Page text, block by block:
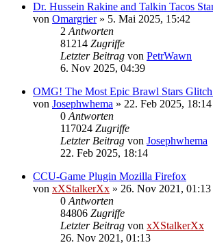
Dr. Hussein Rakine and Talkin Tacos
von Omargrier» 5. Mai 2025, 15:42
2Antworten
81214 Zugriffe
Letzter Beitrag von PetrWawn
6. Nov 2025, 04:39
OMG! The Most Epic Brawl Stars
von Josephwhema » 22. Feb 2025, 18:14
0Antworten
117024 Zugriffe
Letzter Beitrag von Josephwhema
22. Feb 2025, 18:14
CCU-Game Plugin Mozilla Firefox
von xXStalkerXx » 26. Nov 2021, 01:13
0Antworten
84806 Zugriffe
Letzter Beitrag von xXStalkerXx
26. Nov 2021, 01:13